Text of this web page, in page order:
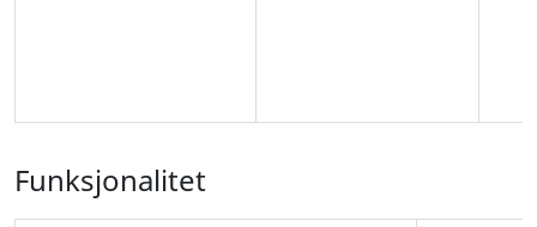
Funksjonalitet